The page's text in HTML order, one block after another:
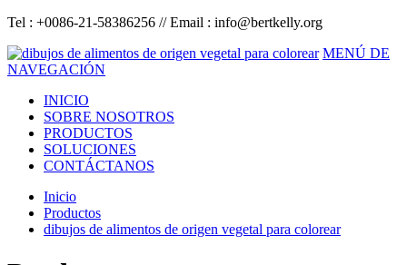
Tel : +0086-21-58386256 // Email : info@bertkelly.org
MENÚ DE
NAVEGACIÓN
INICIO
SOBRE NOSOTROS
PRODUCTOS
SOLUCIONES
CONTÁCTANOS
Inicio
Productos
dibujos de alimentos de origen vegetal para colorear